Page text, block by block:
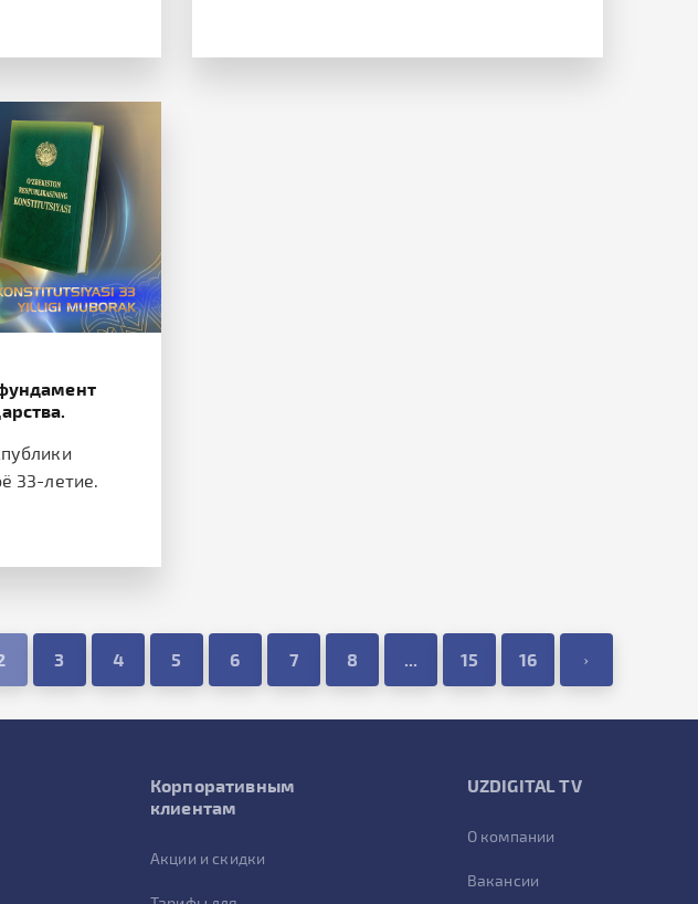
33-летие.
3 4 5 6 7 8 ... 15 16 ›
Корпоративным
клиентам
Акции и скидки
UZDIGITAL TV
О компании
Вакансии